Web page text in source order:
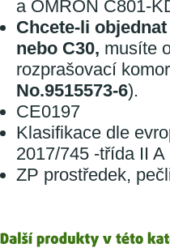
a OMRON C801-
Chcete-li
nebo C30, musíte
rozprašovací
No.9515573-6).
CE0197
Klasifikace dle
2017/745 -třída II A
ZP prostředek,